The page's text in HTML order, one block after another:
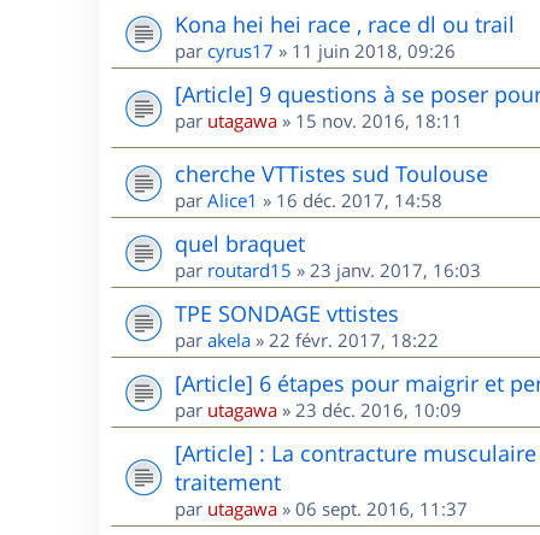
Kona hei hei race , race dl ou trail
par cyrus17 » 11 juin 2018, 09:26
[Article] 9 questions à se poser
par utagawa » 15 nov. 2016, 18:11
cherche VTTistes sud Toulouse
par Alice1 » 16 déc. 2017, 14:58
quel braquet
par routard15 » 23 janv. 2017, 16:03
TPE SONDAGE vttistes
par akela » 22 févr. 2017, 18:22
[Article] 6 étapes pour maigrir et
par utagawa » 23 déc. 2016, 10:09
[Article] : La contracture
traitement
par utagawa » 06 sept. 2016, 11:37